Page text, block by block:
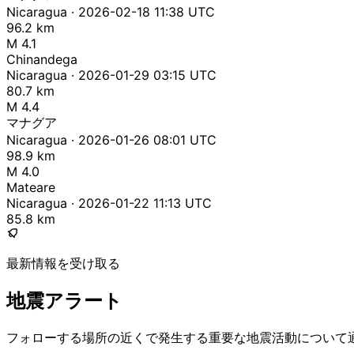
Nicaragua · 2026-02-18 11:38 UTC
96.2 km
M 4.1
Chinandega
Nicaragua · 2026-01-29 03:15 UTC
80.7 km
M 4.4
マナグア
Nicaragua · 2026-01-26 08:01 UTC
98.9 km
M 4.0
Mateare
Nicaragua · 2026-01-22 11:13 UTC
85.8 km
最新情報を受け取る
地震アラート
フォローする場所の近くで発生する重要な地震活動について